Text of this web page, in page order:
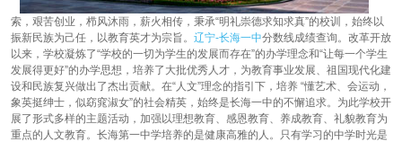
索，艰苦创业，栉风沐雨，薪火相传，秉承“明礼崇德求知求真”的校训，始终以
振新民族为己任，以教育英才为宗旨。 辽宁-长海一中分数线成绩查询。改革开放
以来，学校凝炼了“学校的一切为学生的发展而存在”的办学理念和“让每一个学生
发展得更好”的办学思想，培养了大批优秀人才，为教育事业发展、祖国现代化建
设和民族复兴做出了杰出贡献。在“人文”理念的指引下，培养 “懂艺术、会运动，
象英挺绅士，似窈窕淑女”的社会精英，始终是长海一中的不懈追求。为此学校开
展了形式多样的主题活动，加强以理想教育、感恩教育、养成教育、礼貌教育为
重点的人文教育。长海第一中学培养的是健康高雅的人。只有学习的中学时光是